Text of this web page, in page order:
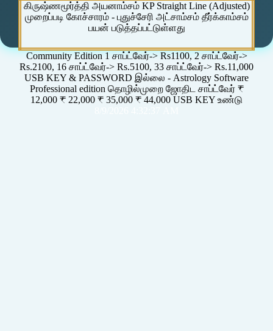
கிருஷ்ணமூர்த்தி அயனாம்சம் KP Straight Line (Adjusted)
முறைப்படி கோச்சாரம் - புதுச்சேரி அட்சாம்சம் தீர்க்காம்சம்
பயன் படுத்தப்பட்டுள்ளது
Community Edition 1 சாப்ட்வேர்-> Rs1100, 2 சாப்ட்வேர்->
Rs.2100, 16 சாப்ட்வேர்-> Rs.5100, 33 சாப்ட்வேர்-> Rs.11,000
USB KEY & PASSWORD இல்லை - Astrology Software
Professional edition தொழில்முறை ஜோதிட சாப்ட்வேர் ₹
12,000 ₹ 22,000 ₹ 35,000 ₹ 44,000 USB KEY உண்டு